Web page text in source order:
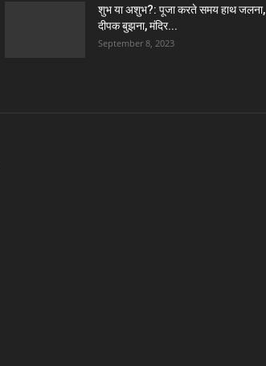
शुभ या अशुभ?: पूजा करते समय हाथ जलना,
दीपक बुझना, मंदिर...
September 8, 2023